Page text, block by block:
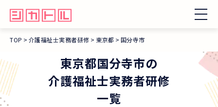
TOP 介護福祉士実務者研修 東京都 国分寺市
東京都国分寺市の
介護福祉士実務者研修
一覧